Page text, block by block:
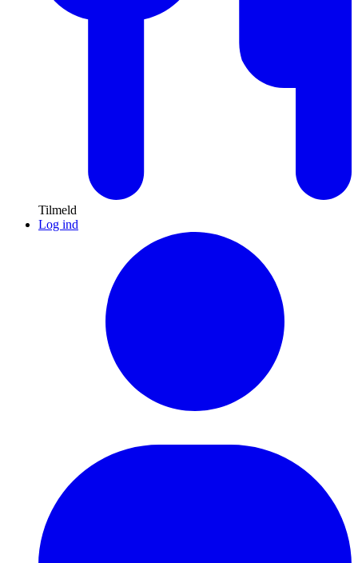
Tilmeld
Log ind